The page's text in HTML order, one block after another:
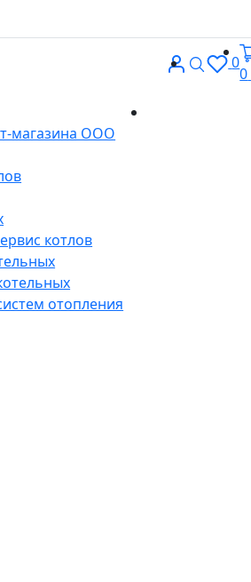
ВходПоиск
0
0
магазина ООО
котлов
отопления